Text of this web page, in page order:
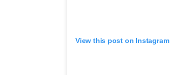
View this post on Instagram